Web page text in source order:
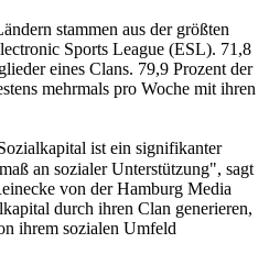
stammen aus der größten
Sports League (ESL). 71,8
eines Clans. 79,9 Prozent der
mehrmals pro Woche mit ihren
ist ein signifikanter
an sozialer Unterstützung", sagt
von der Hamburg Media
durch ihren Clan generieren,
ihrem sozialen Umfeld